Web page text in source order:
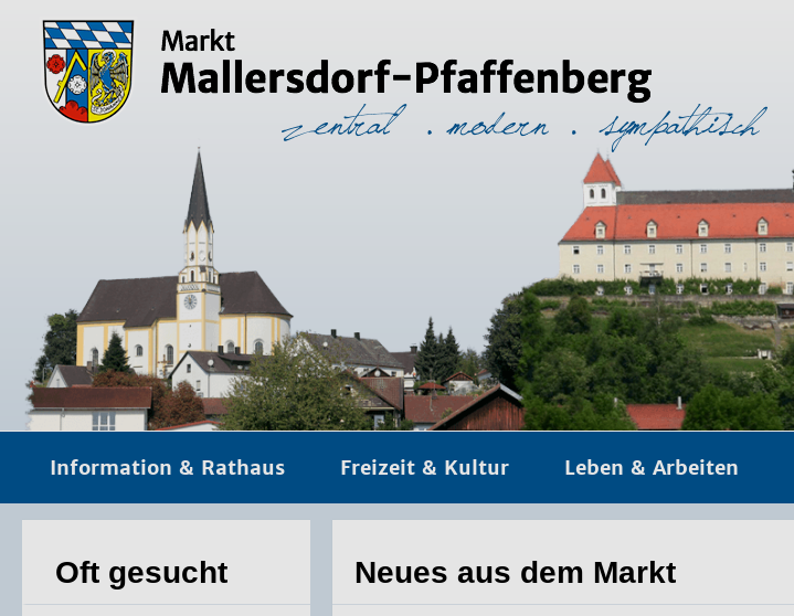
Information & Rathaus Freizeit & Kultur Leben & Arbeiten
Oft gesucht Neues aus dem Markt